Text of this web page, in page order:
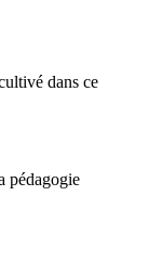
dans ce
pédagogie